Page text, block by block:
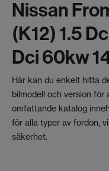
Nissan
(k12) 1.5
Dci 60kw
Här kan du enkelt hitta
bilmodell och version för
omfattande katalog
för alla typer av fordon,
säkerhet.